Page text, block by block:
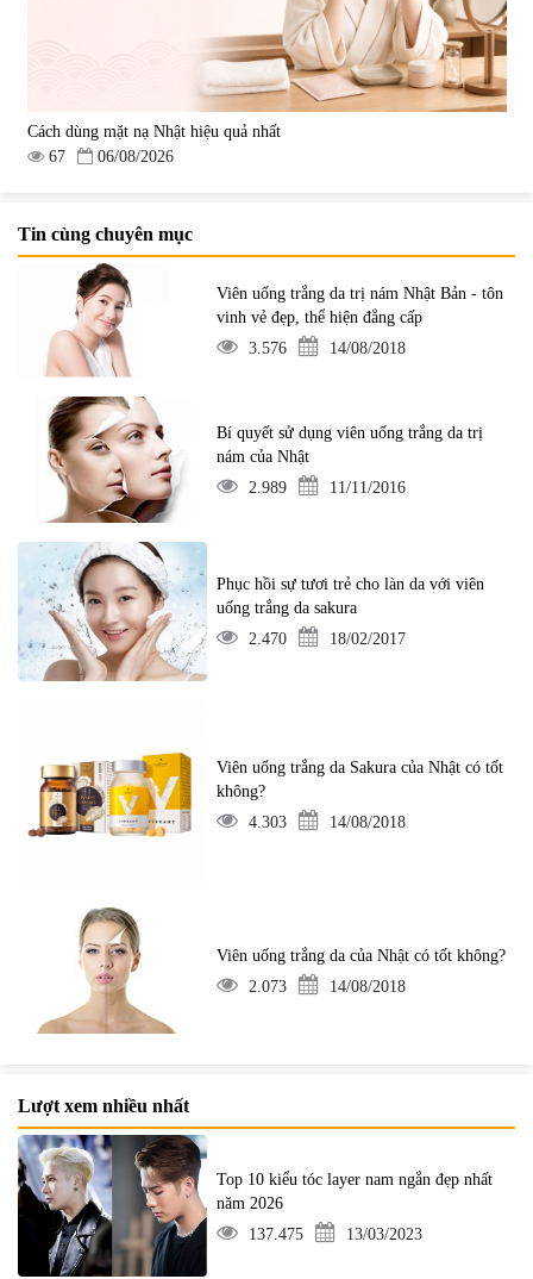
Cách dùng mặt nạ Nhật hiệu quả nhất
67
06/08/2026
Tin cùng chuyên mục
Viên uống trắng da trị nám Nhật Bản - tôn
vinh vẻ đẹp, thể hiện đẳng cấp
3.576
14/08/2018
Bí quyết sử dụng viên uống trắng da trị
nám của Nhật
2.989
11/11/2016
Phục hồi sự tươi trẻ cho làn da với viên
uống trắng da sakura
2.470
18/02/2017
Viên uống trắng da Sakura của Nhật có tốt
không?
4.303
14/08/2018
Viên uống trắng da của Nhật có tốt không?
2.073
14/08/2018
Lượt xem nhiều nhất
Top 10 kiểu tóc layer nam ngắn đẹp nhất
năm 2026
137.475
13/03/2023